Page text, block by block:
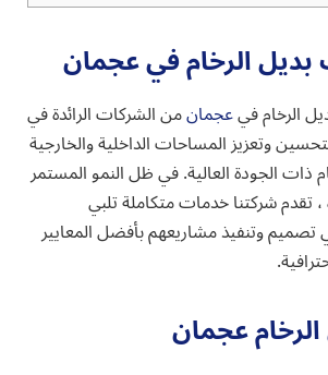
الرخام في عجمان
الرخام فيعجمانمن الشركات الرائدة في
وتعزيز المساحات الداخلية والخارجية
ذات الجودة العالية. في ظل النمو المستمر
تقدم شركتنا خدمات متكاملة تلبي
تصميم وتنفيذ مشاريعهم بأفضل المعايير
عجمان